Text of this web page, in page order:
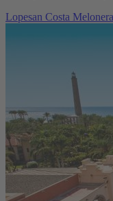
Lopesan Costa